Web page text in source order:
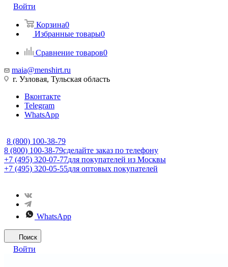
Войти
Корзина0
Избранные товары0
Сравнение товаров0
maia@menshirt.ru
г. Узловая, Тульская область
Вконтакте
Telegram
WhatsApp
8 (800) 100-38-79
8 (800) 100-38-79сделайте заказ по телефону
+7 (495) 320-07-77для покупателей из Москвы
+7 (495) 320-05-55для оптовых покупателей
WhatsApp
Поиск
Войти